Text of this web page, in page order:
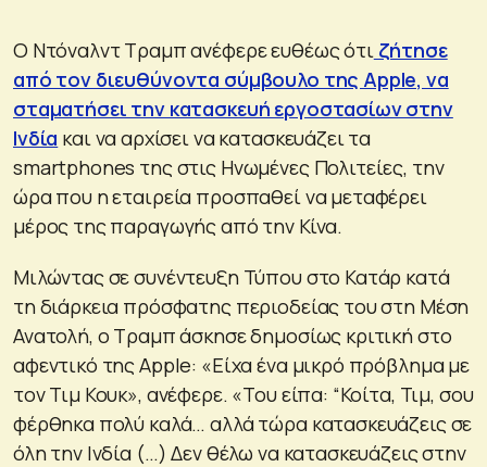
Ο Ντόναλντ Τραμπ ανέφερε ευθέως ότι ζήτησε
από τον διευθύνοντα σύμβουλο της Apple, να
σταματήσει την κατασκευή εργοστασίων στην
Ινδία και να αρχίσει να κατασκευάζει τα
smartphones της στις Ηνωμένες Πολιτείες, την
ώρα που η εταιρεία προσπαθεί να μεταφέρει
μέρος της παραγωγής από την Κίνα.
Μιλώντας σε συνέντευξη Τύπου στο Κατάρ κατά
τη διάρκεια πρόσφατης περιοδείας του στη Μέση
Ανατολή, ο Τραμπ άσκησε δημοσίως κριτική στο
αφεντικό της Apple: «Είχα ένα μικρό πρόβλημα με
τον Τιμ Κουκ», ανέφερε. «Του είπα: “Κοίτα, Τιμ, σου
φέρθηκα πολύ καλά… αλλά τώρα κατασκευάζεις σε
όλη την Ινδία (…) Δεν θέλω να κατασκευάζεις στην